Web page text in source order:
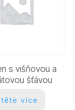
s višňovou a
šťávou
více